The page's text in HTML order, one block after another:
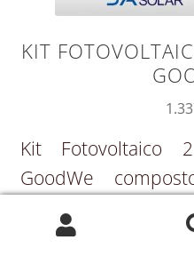
KIT
Kit Fotovoltaico
GoodWe
Fotovoltaici
54S30